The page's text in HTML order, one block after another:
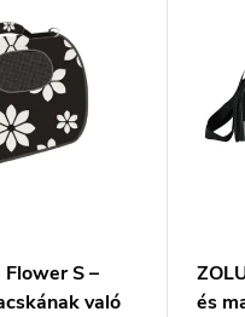
S –
való
és